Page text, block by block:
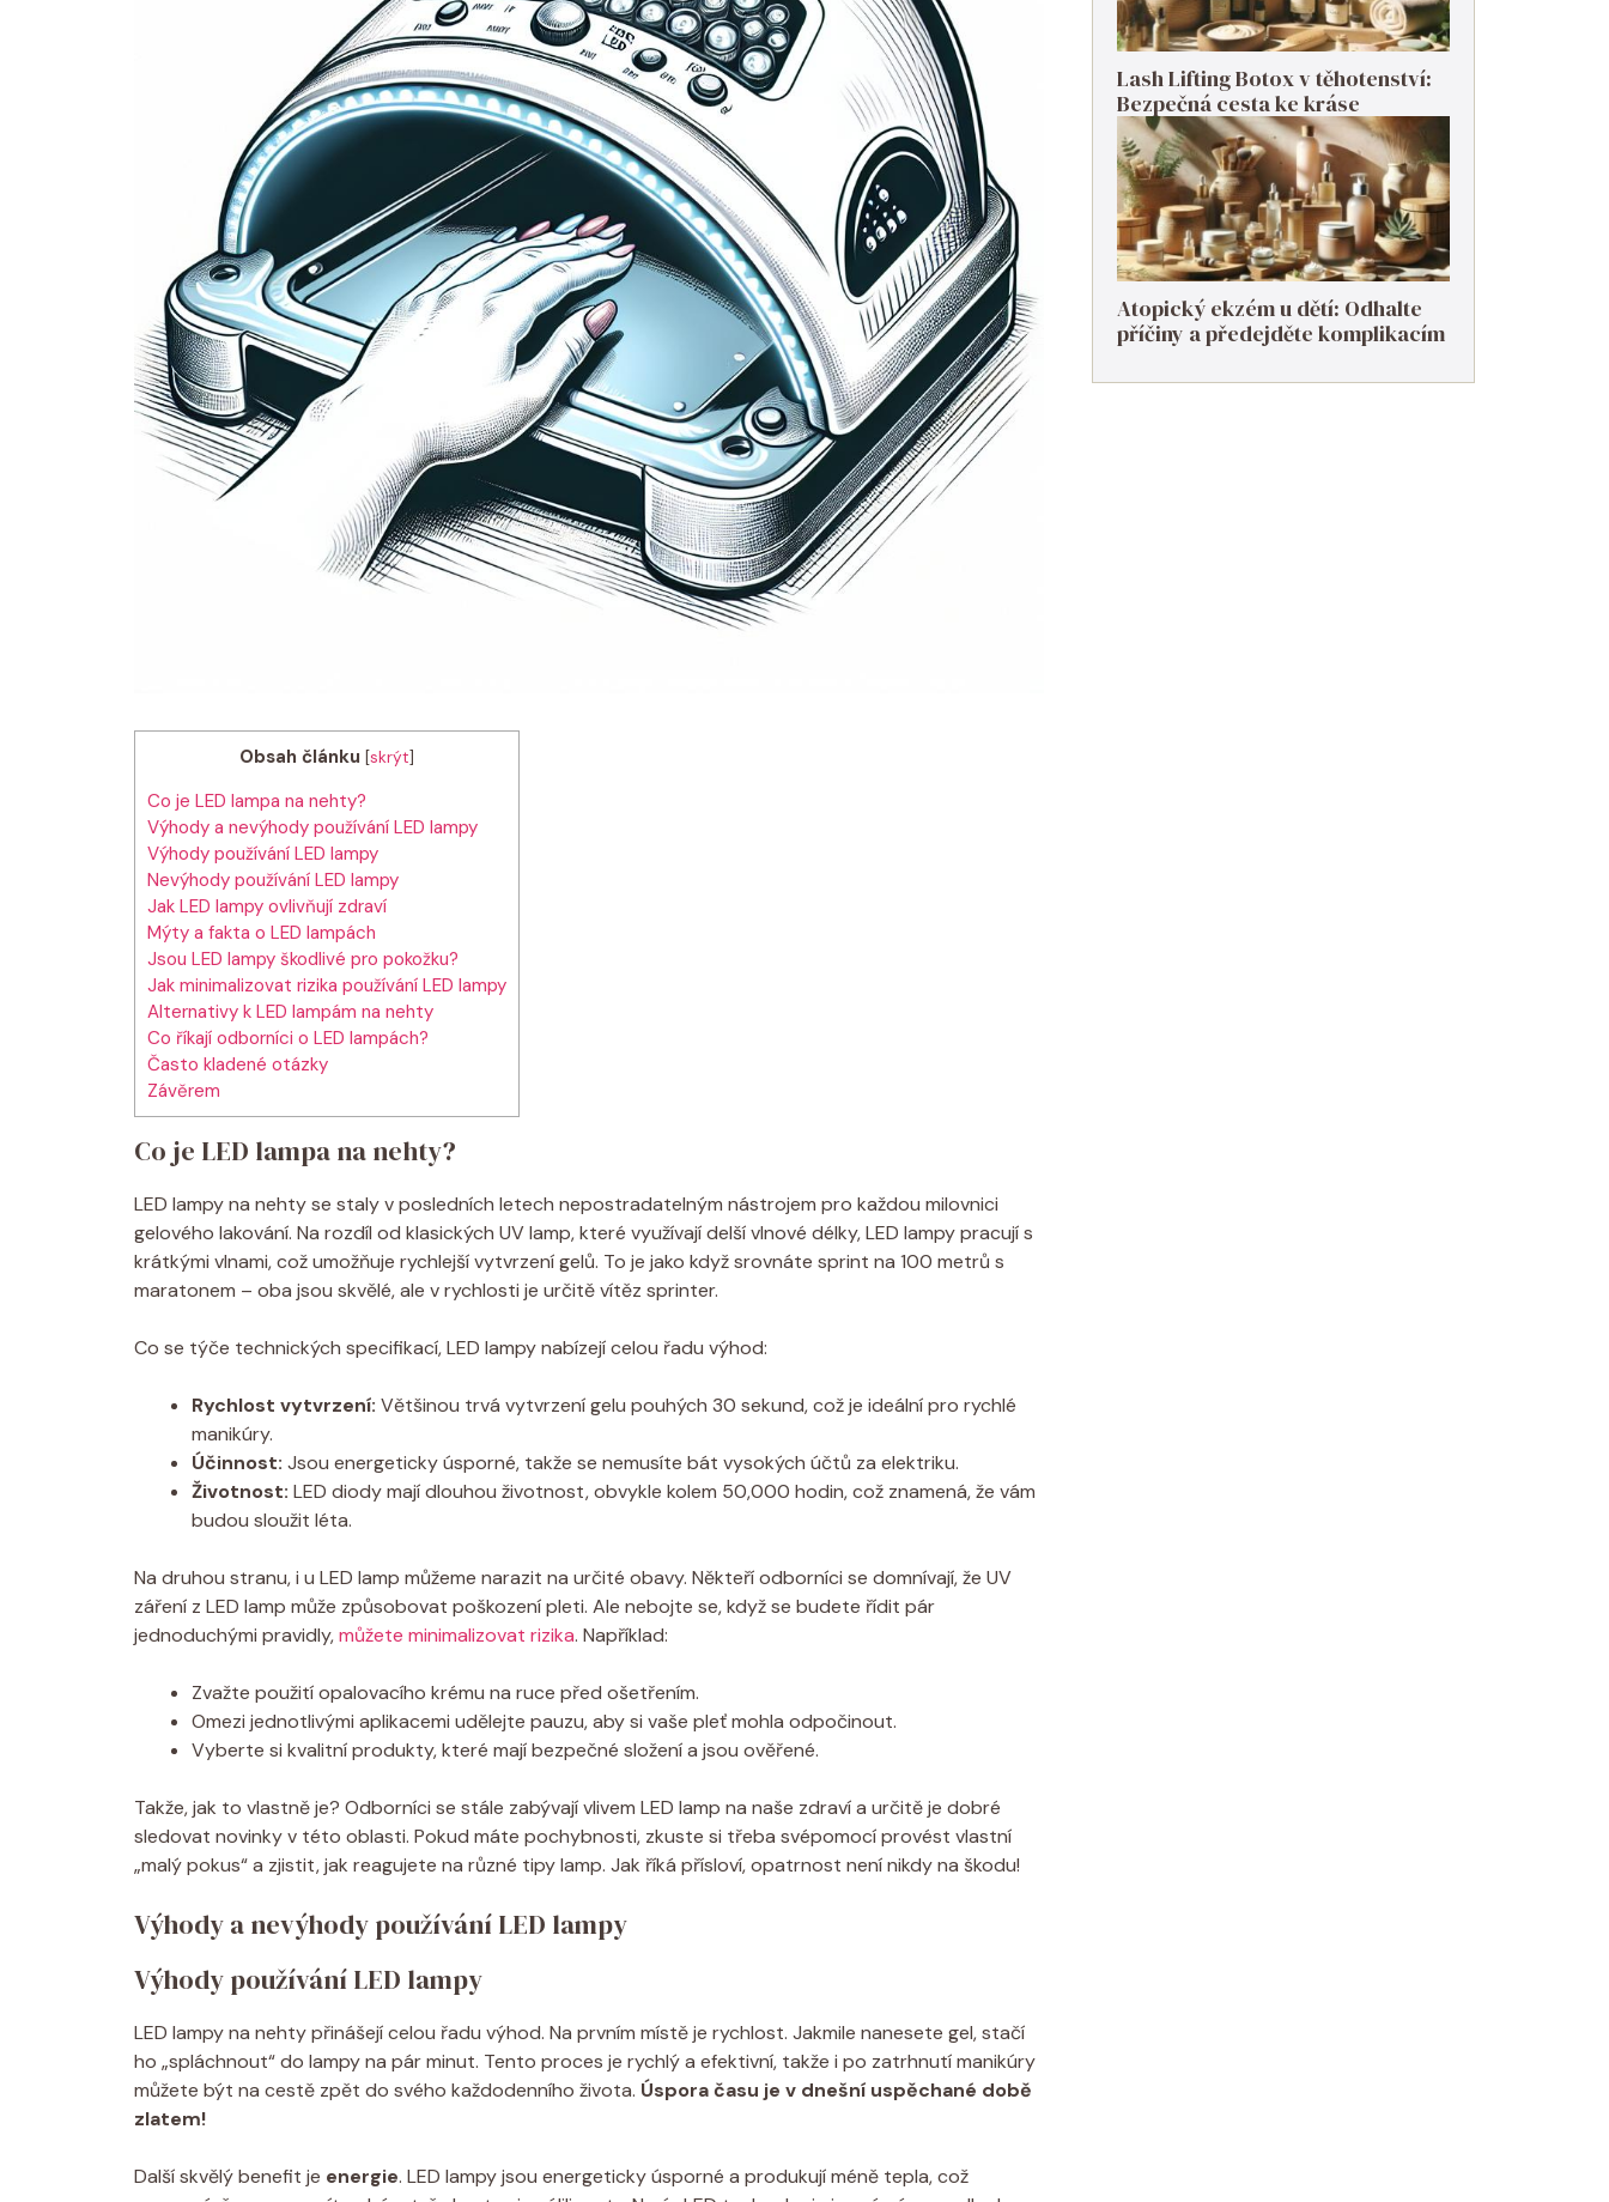
Obsah článku [skrýt]
Co je LED lampa na nehty?
Výhody a nevýhody používání LED lampy
Výhody používání LED lampy
Nevýhody používání LED lampy
Jak LED lampy ovlivňují zdraví
Mýty a fakta o LED lampách
Jsou LED lampy škodlivé pro pokožku?
Jak minimalizovat rizika používání LED lampy
Alternativy k LED lampám na nehty
Co říkají odborníci o LED lampách?
Často kladené otázky
Závěrem
Co je LED lampa na nehty?
LED lampy na nehty se staly v posledních letech nepostradatelným nástrojem pro každou milovnici
gelového lakování. Na rozdíl od klasických UV lamp, které využívají delší vlnové délky, LED lampy pracují s
krátkými vlnami, což umožňuje rychlejší vytvrzení gelů. To je jako když srovnáte sprint na 100 metrů s
maratonem – oba jsou skvělé, ale v rychlosti je určitě vítěz sprinter.
Co se týče technických specifikací, LED lampy nabízejí celou řadu výhod:
Rychlost vytvrzení: Většinou trvá vytvrzení gelu pouhých 30 sekund, což je ideální pro rychlé
manikúry.
Účinnost: Jsou energeticky úsporné, takže se nemusíte bát vysokých účtů za elektriku.
Životnost: LED diody mají dlouhou životnost, obvykle kolem 50,000 hodin, což znamená, že vám
budou sloužit léta.
Na druhou stranu, i u LED lamp můžeme narazit na určité obavy. Někteří odborníci se domnívají, že UV
záření z LED lamp může způsobovat poškození pleti. Ale nebojte se, když se budete řídit pár
jednoduchými pravidly,můžete minimalizovat rizika. Například:
Zvažte použití opalovacího krému na ruce před ošetřením.
Omezi jednotlivými aplikacemi udělejte pauzu, aby si vaše pleť mohla odpočinout.
Vyberte si kvalitní produkty, které mají bezpečné složení a jsou ověřené.
Takže, jak to vlastně je? Odborníci se stále zabývají vlivem LED lamp na naše zdraví a určitě je dobré
sledovat novinky v této oblasti. Pokud máte pochybnosti, zkuste si třeba svépomocí provést vlastní
„malý pokus“ a zjistit, jak reagujete na různé tipy lamp. Jak říká přísloví, opatrnost není nikdy na škodu!
Výhody a nevýhody používání LED lampy
Výhody používání LED lampy
LED lampy na nehty přinášejí celou řadu výhod. Na prvním místě je rychlost. Jakmile nanesete gel, stačí
ho „spláchnout“ do lampy na pár minut. Tento proces je rychlý a efektivní, takže i po zatrhnutí manikúry
můžete být na cestě zpět do svého každodenního života. Úspora času je v dnešní uspěchané době
zlatem!
Další skvělý benefit je energie. LED lampy jsou energeticky úsporné a produkují méně tepla, což
Lash Lifting Botox v těhotenství:
Bezpečná cesta ke kráse
Atopický ekzém u dětí: Odhalte
příčiny a předejděte komplikacím